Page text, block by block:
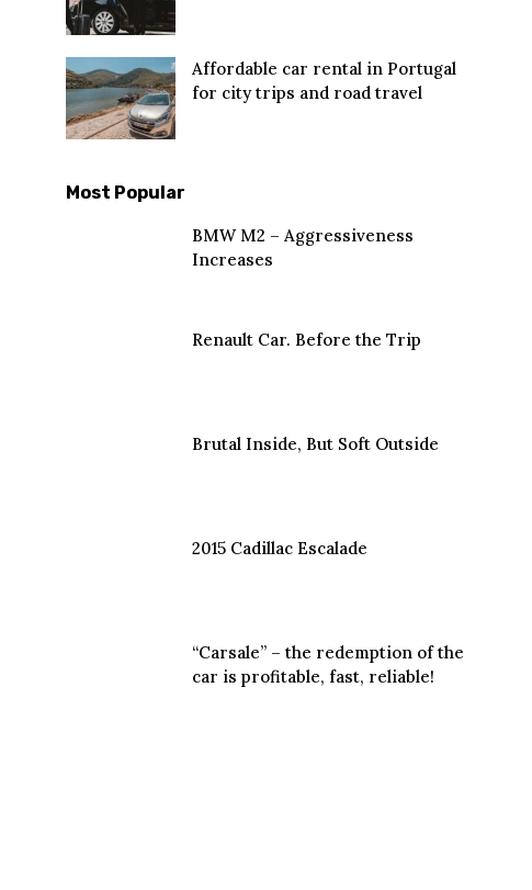
Affordable car rental in Portugal
for city trips and road travel
Most Popular
BMW M2 – Aggressiveness
Increases
Renault Car. Before the Trip
Brutal Inside, But Soft Outside
2015 Cadillac Escalade
“Carsale” – the redemption of the
car is profitable, fast, reliable!